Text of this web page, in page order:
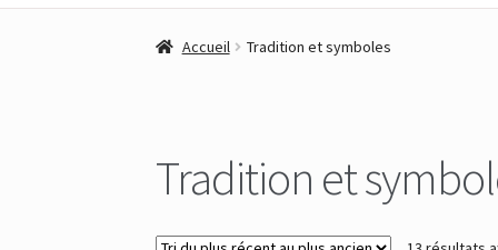
Accueil Tradition et symboles
Tradition et